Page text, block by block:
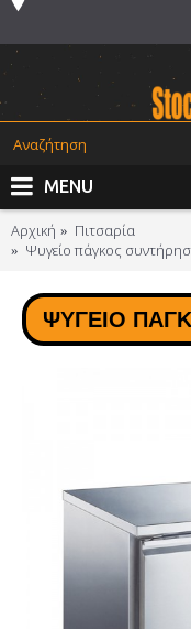
MENU
Αρχική
Πιτσαρία
Ψυγείο πάγκος